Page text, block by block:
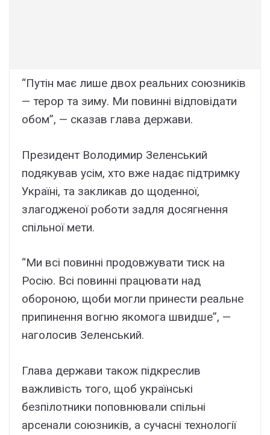
“Путін має лише двох реальних союзників
— терор та зиму. Ми повинні відповідати
обом”, — сказав глава держави.
Президент Володимир Зеленський
подякував усім, хто вже надає підтримку
Україні, та закликав до щоденної,
злагодженої роботи задля досягнення
спільної мети.
“Ми всі повинні продовжувати тиск на
Росію. Всі повинні працювати над
обороною, щоби могли принести реальне
припинення вогню якомога швидше”, —
наголосив Зеленський.
Глава держави також підкреслив
важливість того, щоб українські
безпілотники поповнювали спільні
арсенали союзників, а сучасні технології